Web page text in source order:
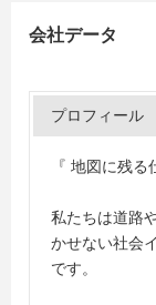
会社データ
プロフィール
『 地図に残
私たちは道路
かせない社会
です。